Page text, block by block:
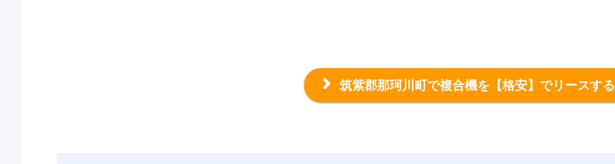
筑紫郡那珂川町で複合機を 【格安】でリースする